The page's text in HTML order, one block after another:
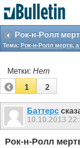
Рок-н-Ролл
Тема: Рок-н-Ролл мертв,
Метки: Нет
1
2
Баттерс
10.10.2013
Рок-н-Ролл